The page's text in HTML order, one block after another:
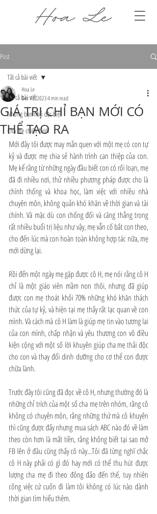
Post
Tất cả bài viết
Những bạn nhỏ đặc biệt
Cha mẹ chiến binh
Tất cả bài viết
GIÁ TRỊ CHỈ BẠN MỚI CÓ
THỂ TẠO RA
Hoa Le
Dec 13, 20234 min read
Mới đây tôi được may mắn quen với một mẹ có con tự
kỷ và được mẹ chia sẻ hành trình can thiệp của con.
Mẹ kể rằng từ những ngày đầu biết con có rối loạn, mẹ
đã đi nhiều nơi, thử nhiều phương pháp được cho là
chính thống và khoa học, làm việc với nhiều nhà
chuyên môn, không quản khó khăn về thời gian và tài
chính. Và mặc dù con chống đối và căng thẳng trong
rất nhiều buổi trị liệu như vậy, mẹ vẫn cố bắt con theo,
cho đến lúc mà con hoàn toàn không hợp tác nữa, mẹ
mới dừng lại.
Rồi đến một ngày mẹ gặp được cô H, mẹ nói rằng cô H
chỉ là một giáo viên mầm non thôi, nhưng đã giúp
được con mẹ thoát khỏi 70% những khó khăn thách
thức của tự kỷ, và hiện tại mẹ thấy rất lạc quan về con
mình. Và cách mà cô H làm là giúp mẹ tin vào tương lai
của con mình, chấp nhận và yêu thương con vô điều
kiện cộng với một số lời khuyên giúp cha mẹ thải độc
cho con và thay đổi dinh dưỡng cho cơ thể con được
chữa lành.
Trước đây tôi cũng đã đọc về cô H, nhưng thường đó là
những chỉ trích của một số cha mẹ trên nhóm, rằng cô
không có chuyên môn, rằng những thứ mà cô khuyên
thì cũng được đấy nhưng mua sách ABC nào đó về làm
theo còn hơn là mất tiền, rằng không biết tại sao mở
FB lên ở đâu cũng thấy cô này...Tôi đã từng nghĩ chắc
cô H này phải có gì đó hay mới có thể thu hút được
lượng cha mẹ đi theo đông đảo đến thế, tuy nhiên
công việc cứ cuốn đi làm tôi không có lúc nào dành
thời gian tìm hiểu thêm.